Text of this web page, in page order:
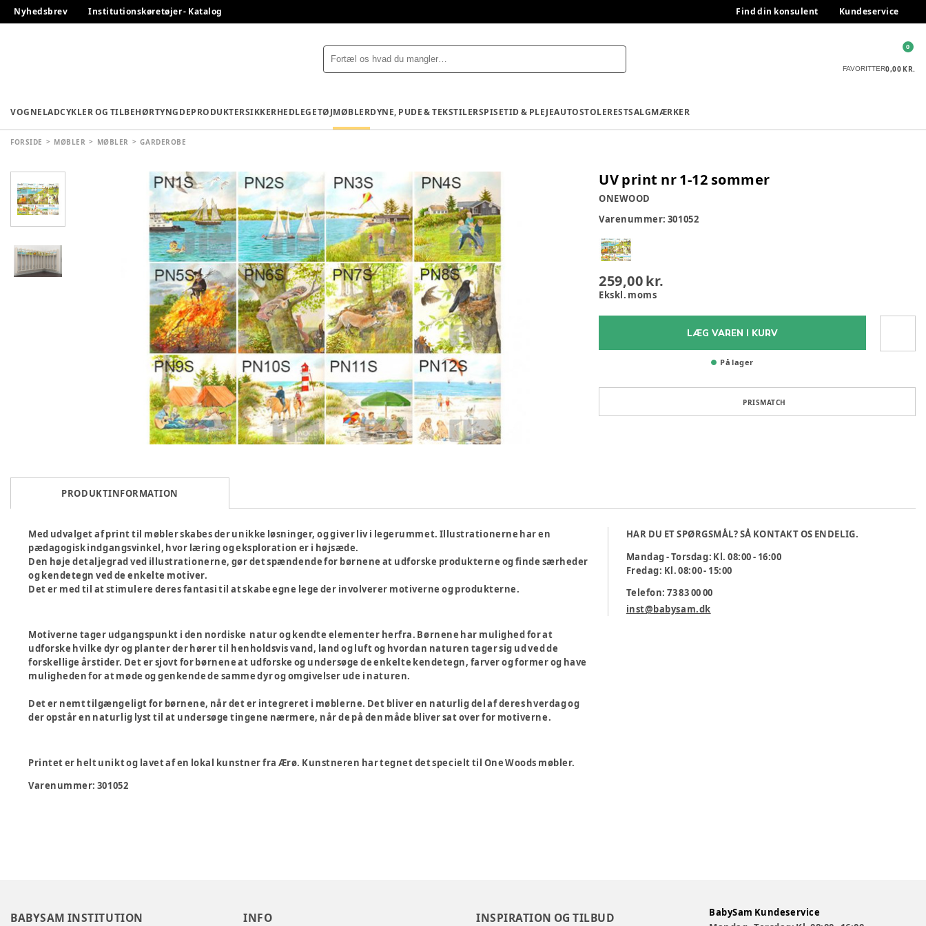
Nyhedsbrev Institutionskøretøjer - Katalog Find din konsulent Kundeservice
FAVORITTER0,00 KR.
0
VOGNELADCYKLER OG TILBEHØRTYNGDEPRODUKTERSIKKERHEDLEGETØJMØBLERDYNE, PUDE & TEKSTILERSPISETID & PLEJEAUTOSTOLERESTSALGMÆRKER
FORSIDE MØBLER MØBLER GARDEROBE
UV print nr 1-12 sommer
ONEWOOD
Varenummer: 301052
259,00 kr.
Ekskl. moms
LÆG VAREN I KURV
På lager
PRISMATCH
PRODUKTINFORMATION
Med udvalget af print til møbler skabes der unikke løsninger, og giver liv i legerummet. Illustrationerne har en
pædagogisk indgangsvinkel, hvor læring og eksploration er i højsæde.
Den høje detaljegrad ved illustrationerne, gør det spændende for børnene at udforske produkterne og finde særheder
og kendetegn ved de enkelte motiver.
Det er med til at stimulere deres fantasi til at skabe egne lege der involverer motiverne og produkterne.
Motiverne tager udgangspunkt i den nordiske natur og kendte elementer herfra. Børnene har mulighed for at
udforske hvilke dyr og planter der hører til henholdsvis vand, land og luft og hvordan naturen tager sig ud ved de
forskellige årstider. Det er sjovt for børnene at udforske og undersøge de enkelte kendetegn, farver og former og have
muligheden for at møde og genkende de samme dyr og omgivelser ude i naturen.
Det er nemt tilgængeligt for børnene, når det er integreret i møblerne. Det bliver en naturlig del af deres hverdag og
der opstår en naturlig lyst til at undersøge tingene nærmere, når de på den måde bliver sat over for motiverne.
Printet er helt unikt og lavet af en lokal kunstner fra Ærø. Kunstneren har tegnet det specielt til One Woods møbler.
Varenummer: 301052
HAR DU ET SPØRGSMÅL? SÅ KONTAKT OS ENDELIG.
Mandag - Torsdag: Kl. 08:00 - 16:00
Fredag: Kl. 08:00 - 15:00
Telefon: 73 83 00 00
inst@babysam.dk
BABYSAM INSTITUTION INFO INSPIRATION OG TILBUD
BabySam Kundeservice